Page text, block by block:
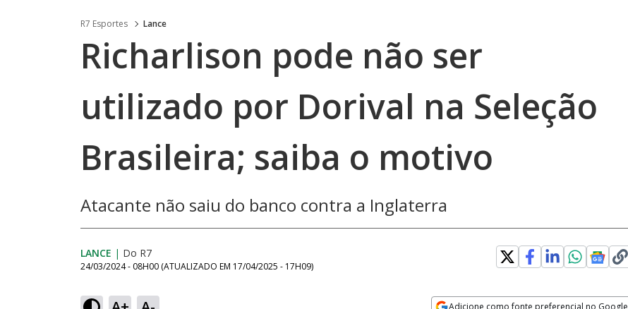
R7 Esportes Lance
Richarlison pode não ser
utilizado por Dorival na Seleção
Brasileira; saiba o motivo
Atacante não saiu do banco contra a Inglaterra
LANCE | Do R7
24/03/2024 - 08H00 (ATUALIZADO EM 17/04/2025 - 17H09)
Adicione como fonte preferencial no Google